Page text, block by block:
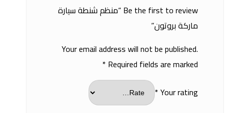
Be the first to review “منظم شنطة سيارة
ماركة بروتون”
Your email address will not be published.
Required fields are marked
*
Your rating
*